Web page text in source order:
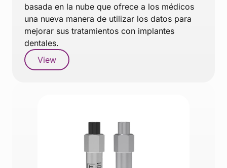
basada en la nube que ofrece a los médicos
una nueva manera de utilizar los datos para
mejorar sus tratamientos con implantes
dentales.
View